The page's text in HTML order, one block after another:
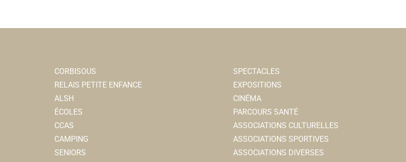
CORBISOUS
RELAIS PETITE ENFANCE
ALSH
ÉCOLES
CCAS
CAMPING
SENIORS
SPECTACLES
EXPOSITIONS
CINÉMA
PARCOURS SANTÉ
ASSOCIATIONS CULTURELLES
ASSOCIATIONS SPORTIVES
ASSOCIATIONS DIVERSES